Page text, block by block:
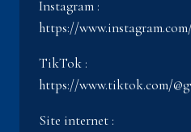
Instagram :
https://
TikTok :
https://www.tiktok.com/
Site internet :